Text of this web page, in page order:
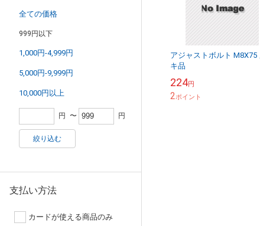
全ての価格
999円以下
1,000円-4,999円
5,000円-9,999円
10,000円以上
円 〜 円
絞り込む
支払い方法
カードが使える商品のみ
アジャストボルト M8X75
キ品
224円
2ポイント